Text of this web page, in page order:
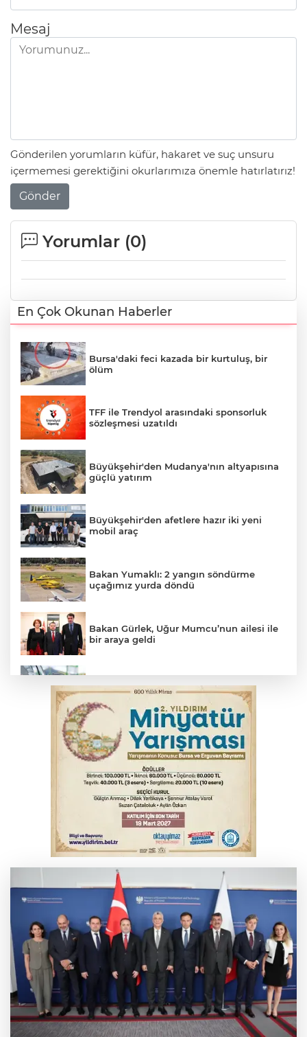
Mesaj
Gönderilen yorumların küfür, hakaret ve suç unsuru
içermemesi gerektiğini okurlarımıza önemle hatırlatırız!
Gönder
Yorumlar (0)
En Çok Okunan Haberler
Bursa'daki feci kazada bir kurtuluş, bir
ölüm
TFF ile Trendyol arasındaki sponsorluk
sözleşmesi uzatıldı
Büyükşehir'den Mudanya'nın altyapısına
güçlü yatırım
Büyükşehir'den afetlere hazır iki yeni
mobil araç
Bakan Yumaklı: 2 yangın söndürme
uçağımız yurda döndü
Bakan Gürlek, Uğur Mumcu’nun ailesi ile
bir araya geldi
yansıyacak mı?
YENİ Parti Genel Başkanı Özel'den
Çerçeve Yasa yorumu
Serbest piyasada döviz fiyatları
Serbest piyasada altın fiyatları...